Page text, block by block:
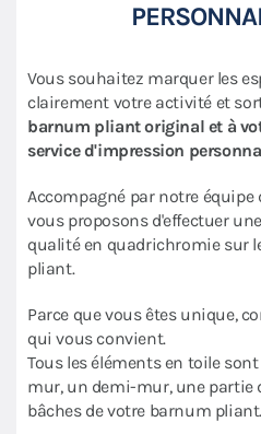
Vous souhaitez marquer les
clairement votre activité et
barnum pliant original et à
service d'impression
Accompagné par notre
vous proposons d'effectuer
qualité en quadrichromie sur
pliant.
Parce que vous êtes unique,
qui vous convient.
Tous les éléments en toile
mur, un demi-mur, une partie
bâches de votre barnum pliant.